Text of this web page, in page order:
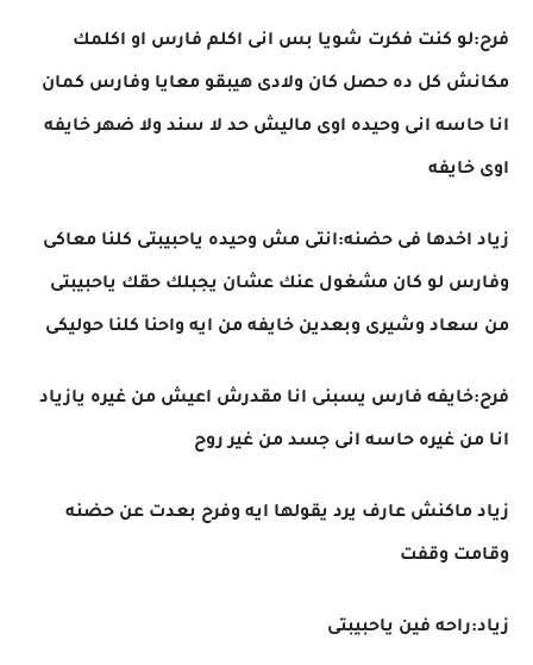
فرح:لو كنت فكرت شويا بس انى اكلم فارس او اكلمك
مكانش كل ده حصل كان ولادى هيبقو معايا وفارس كمان
انا حاسه انى وحيده اوى ماليش حد لا سند ولا ضهر خايفه
اوى خايفه
زياد اخدها فى حضنه:انتى مش وحيده ياحبيبتى كلنا معاكى
وفارس لو كان مشغول عنك عشان يجبلك حقك ياحبيبتى
من سعاد وشيرى وبعدين خايفه من ايه واحنا كلنا حوليكى
فرح:خايفه فارس يسبنى انا مقدرش اعيش من غيره يازياد
انا من غيره حاسه انى جسد من غير روح
زياد ماكنش عارف يرد يقولها ايه وفرح بعدت عن حضنه
وقامت وقفت
زياد:راحه فين ياحبيبتى